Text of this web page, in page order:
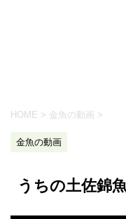
HOME > 金魚の動画 >
金魚の動画
うちの土佐錦